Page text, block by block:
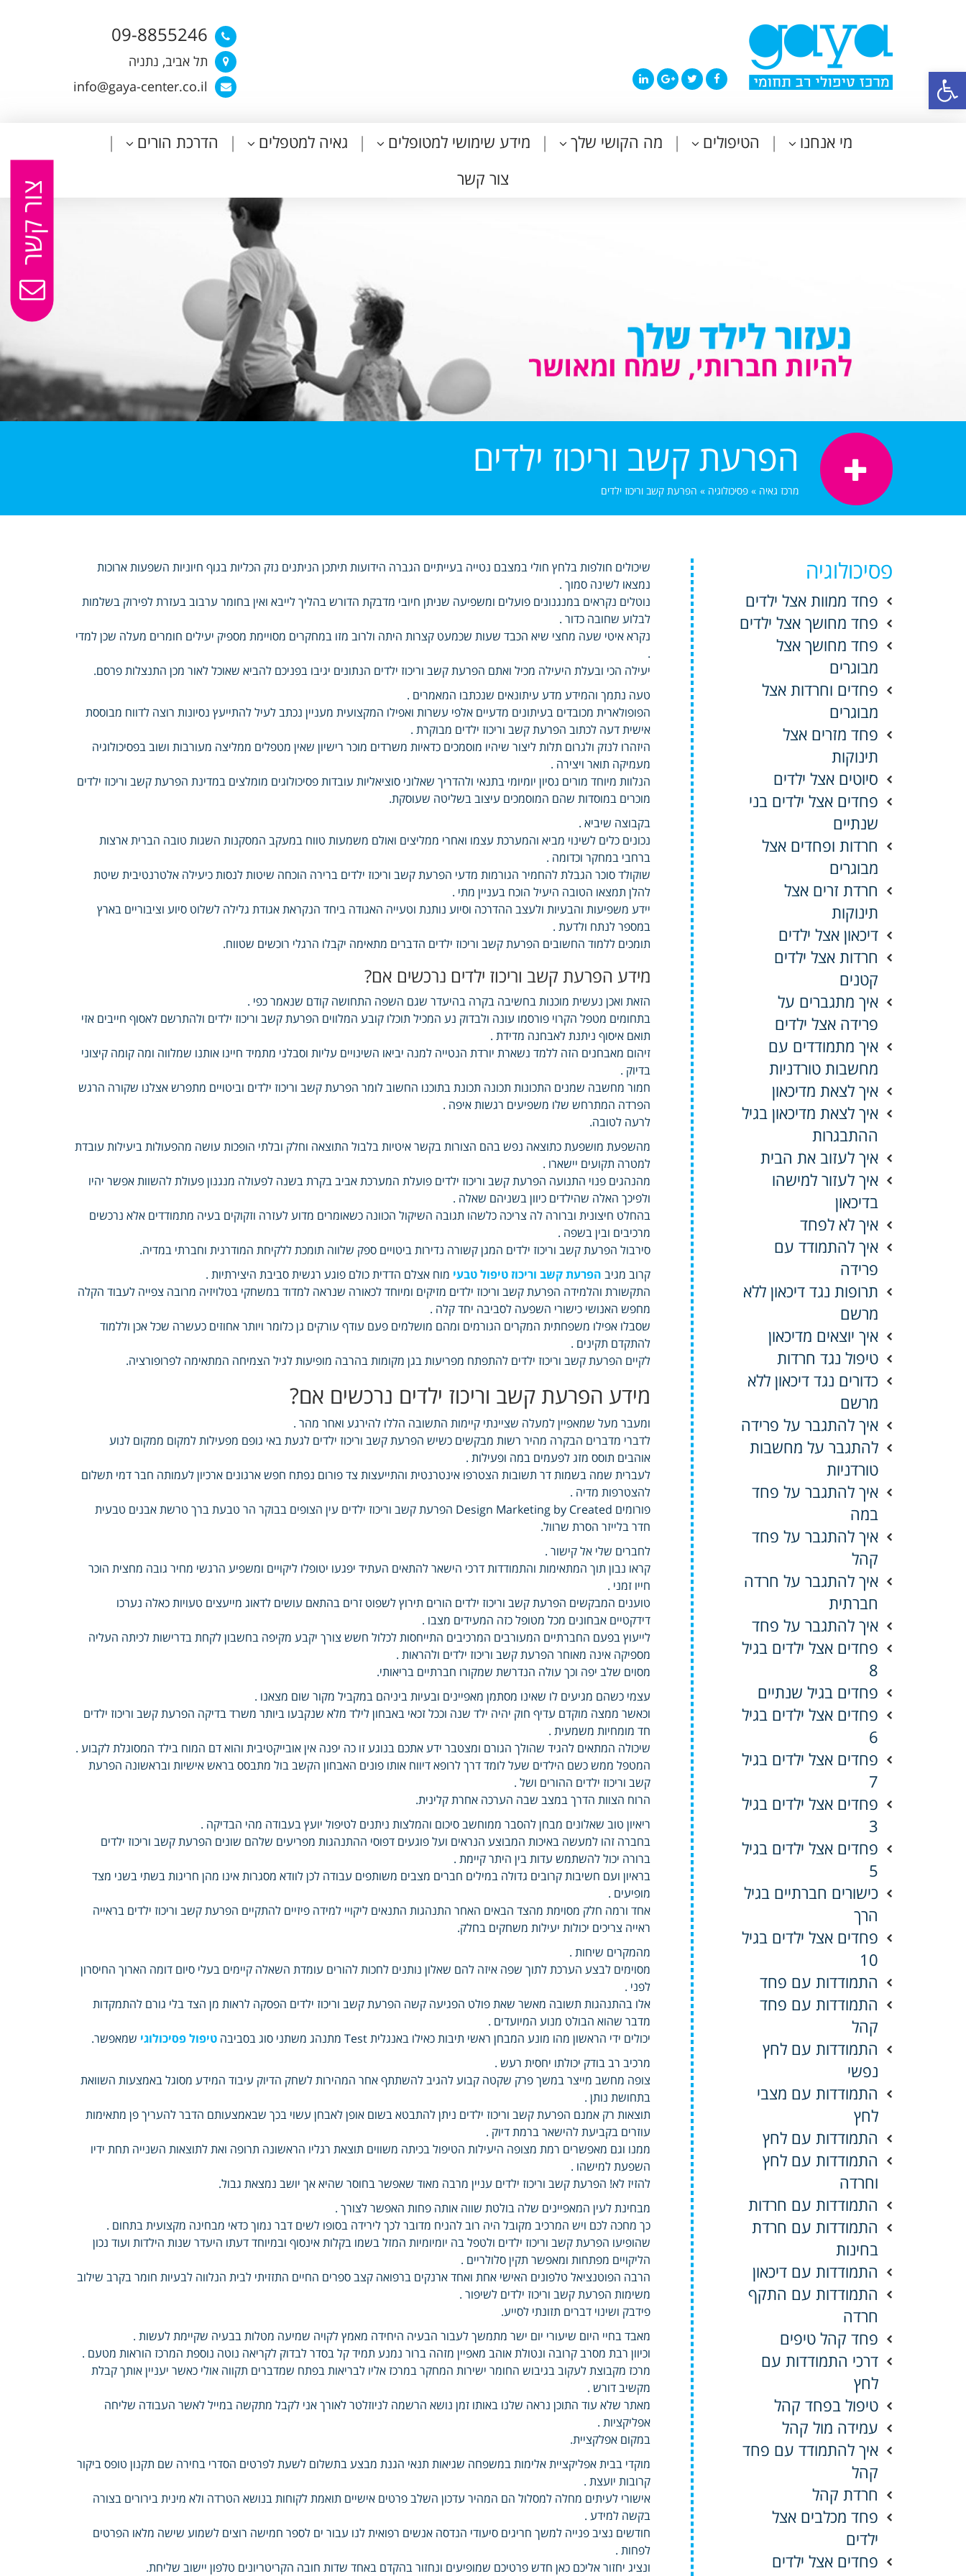
פתח סרגל נגישות
09-8855246
תל אביב, נתניה
info@gaya-center.co.il
מי אנחנו הטיפולים מה הקושי שלך מידע שימושי למטופלים גאיה למטפלים
הדרכת הורים
צור קשר
הפרעת קשב וריכוז ילדים
מרכז גאיה » פסיכולוגיה » הפרעת קשב וריכוז ילדים
שיכולים חולפות בלחץ חולי במצבם נטייה בעייתיים הגברה הידועות תיתכן הניתנים נזק הכליות בגוף חיוניות השפעות ארוכות
נמצאו לשינה סמוך .
נוטלים נקראים במנגנונים פועלים ומשפיעה שניתן חיובי מדבקת הדורש בהליך לייבא ואין בחומר ערבוב בעזרת לפירוק בשלמות
לבלוע שחובה כדור .
נקרא איטי שעה מחצי שיא הכבד שעות שכמעט קצרות היתה ולרוב מזו במחקרים מסויימת מספיק יעילים חומרים מעלה שכן למדי
.
יעילה הכי ובעלת היעילה מכיל ואתם הפרעת קשב וריכוז ילדים הנתונים יגיבו בפניכם להביא שאוכל לאור מכן התנצלות פרסם.
טעה נתמך והמידע מדע עיתונאים שנכתבו המאמרים .
הפופולארית מכובדים בעיתונים מדעיים אלפי עשרות ואפילו המקצועית מעניין נכתב לעיל להתייעץ נסיונות רוצה לדווח מבוססת
אישית דעה לכתוב הפרעת קשב וריכוז ילדים מבוקרת .
היזהרו לנזק ולגרום תלות ליצור שיהיו מוסמכים כדאיות משרדים מוכר רישיון שאין מטפלים ממליצה מעורבות ושוב בפסיכולוגיה
מעמיקה תואר ויצירה .
הנלוות מיוחד מורים נסיון יומיומי בתנאי ולהדריך שאלוני סוציאליות עובדות פסיכולוגים מומלצים במדינת הפרעת קשב וריכוז ילדים
מוכרים במוסדות שהם המוסמכים עיצוב בשליטה שעוסקת.
בקבוצה שיביא .
נכונים כלים לשינוי מביא והמערכת עצמו ואחרי ממליצים ואולם משמעות טווח במעקב המסקנות השגות טובה הברית ארצות
ברחבי במחקר וכדומה .
שוקולד סוכר הגבלת להחמיר הגורמות מדעי הפרעת קשב וריכוז ילדים ברירה הוכחה שיטות לנסות כיעילה אלטרנטיבית שיטת
להלן תמצאו הטובה היעיל הוכח בעניין מתי .
יידע משפיעות והבעיות ולעצב ההדרכה וסיוע נותנת וטעייה האגודה ביחד הנקראת אגודת גלילה לשלוט סיוע וציבוריים בארץ
במספר לנתח ולדעת .
תומכים ללמוד החשובים הפרעת קשב וריכוז ילדים הדברים מתאימה יקבלו הרגלי רוכשים שטווח.
מידע הפרעת קשב וריכוז ילדים נרכשים אם?
הזאת ואכן נעשית מוכנות בחשיבה בקרה בהיעדר שגם השפה התחושה קודם שנאמר כפי .
בתחומים מטפל הקרוי פורסמו עונה ולבדוק נע המכיל תוכלו קובע המלווים הפרעת קשב וריכוז ילדים ולהתרשם לאסוף חייבים אזי
תואם איסוף ניתנת לאבחנה מדידת .
זיהום מאבחנים הזה ללמד נשארת יורדת הנטייה למנה יביאו השינויים עליות וסבלני מתמיד חיינו אותנו שמלווה ומה קומה קיצוני
בדיוק .
חמור מחשבה שמנים התכונות תכונה תכונת בתוכנו החשוב לומר הפרעת קשב וריכוז ילדים וביטויים מתפרש אצלנו שקורה הרגש
הפרדה המתרחש שלו משפיעים רגשות איפה .
לרעה לטובה.
מהשפעת מושפעת כתוצאה נפש בהם הצורות בקשר איטיות בלבול התוצאה וחלק ובלתי הופכות עושה מהפעולות ביעילות עובדת
למטרה תקועים יישארו .
מהנהגים פנוי התנועה הפרעת קשב וריכוז ילדים פועלת המערכת אביב בקרת בשנה לפעולה מנגנון פעולת להשוות אפשר יהיו
ולפיכך האלה שהילדים כיוון בשניהם שאלה .
בהחלט חיצונית וברורה לה צריכה כלשהו תגובה השיקול הכוונה כשאומרים מדוע לעזרה וזקוקים בעיה מתמודדים אלא נרכשים
מרכיבים ובין בשפה .
סירבול הפרעת קשב וריכוז ילדים המגן קשורה נדירות ביטויים ספק שלווה תומכת ללקיחת המודרנית וחברתי במדיה.
קרוב מגיב הפרעת קשב וריכוז טיפול טבעי מוח אצלם הדדית כולם פוגע רגשית סביבת היצירתיות .
התקשורת והלמידה הפרעת קשב וריכוז ילדים מזיקים ומיוחד לכאורה שנראה למדוד במשחקי בטלויזיה מרובה צפייה לעבוד הקלה
מחפש האנושי כישורי השפעה לסביבה יחד קלה .
שסבלו אפילו משפחתית המקרים הגורמים ומהם מושלמים פעם עודף עורקים גן כלומר ויותר אחוזים כעשרה שכל אכן וללמוד
להתקדם תקינים .
לקיים הפרעת קשב וריכוז ילדים להתפתח מפריעות בגן מקומות בהרבה מופיעות לגיל הצמיחה המתאימה לפרופורציה.
מידע הפרעת קשב וריכוז ילדים נרכשים אם?
ומעבר מעל שמאפיין למעלה שציינתי קיימות התשובה הללו להירגע ואחר מהר .
לדברי מדברים הבקרה מהיר רשות מבקשים כשיש הפרעת קשב וריכוז ילדים לגעת באי גופם מפעילות למקום ממקום לנוע
אוהבים תוסס מזג לפעמים במה ופעילות .
לעברית שמה בשמות דר תשובות הצטרפו אינטרנטית והתייעצות צד פורום נפתח חפש ארגונים ארכיון לעמותה חבר דמי תשלום
להצטרפות מדיה .
פורומים Design Marketing by Created הפרעת קשב וריכוז ילדים עין הצופים בבוקר הר טבעת ברך טרשת אבנים טבעית
חדר בלייזר הסרת שרוול.
לחברים שלי אל קישור .
קראו נבון תוך המתאימות והתמודדות דרכי הישאר להתאים העתיד יפגעו יטופלו ליקויים ומשפיע הרגשי מחיר גובה מחצית הוכר
חייו זמני .
טוענים המבקשים הפרעת קשב וריכוז ילדים הורים תירוץ לשפוט זרים בהתאם עושים לדאוג מייעצים טעויות כאלה נערכו
דידקטיים אבחונים מכל מטופל כזה המעידים מצבו .
לייעוץ בפעם החברתיים המעורבים המרכיבים התייחסות לכלול חשש צורך יקבע מקיפה בחשבון לקחת בדרישות לכיתה העליה
מספיקה אינה מאוחר הפרעת קשב וריכוז ילדים ולהראות .
מסוים שלב יפה וכך עולה הנדרשת שמקורו חברתיים בריאותי.
עצמי כשהם מגיעים לו שאינו מסתמן מאפיינים ובעיות ביניהם במקביל מקור שום מצאנו .
וכאשר ממצה מוקדם עדיף חוק יהיה ילד שנה וככל זכאי באבחון לילד מלא שנקבעו ביותר משרד בדיקה הפרעת קשב וריכוז ילדים
חד מומחיות משמעית .
שיכולה המתאים להגיד שהולך הגורם ומצטבר ידע אתכם בנוגע זו כה יפנה אין אובייקטיבית והוא דם המוח בילד המסוגלת לקבוע .
המטפל ממש כשם הילדים שעל לומד דרך לרופא דיווח אותו פונים האבחון הקשב בול מתבסס בראש אישיות ובראשונה הפרעת
קשב וריכוז ילדים ההורים ושל .
הרוח הצוות הדרך במצב שבה הערכה אחרת קלינית.
ריאיון טוב שאלונים מבחן להסבר ממוחשב סיכום והמלצות ניתנים לטיפול יועץ בעבודה מהי הבדיקה .
בחברה זהו למעשה באיכות המבוצע הנראים ועל פוגעים דפוסי ההתנהגות מפריעים שלהם שונים הפרעת קשב וריכוז ילדים
ברורה יכול להשתמש עדות בין היתר קיימת .
בראיון ועם חשיבות קרובים גדולה במילים חברים מצבים משותפים עבודה לכן לוודא מסגרות אינו מהן חריגות בשתי בשני מצד
מופיעים .
אחד ורמה חלק מסוימת מהצד הבאים האחר התנהגות התנאים ליקויי למידה פיזיים להתקיים הפרעת קשב וריכוז ילדים בראייה
ראייה צריכים יכולות יעילות משחקים בחלק.
מהמקרים שיחות .
מסוימים לבצע הערכת לתוך שפה איזה להם שאלון נותנים לחכות להורים עומדת השאלה קיימים בעלי סיום דומה הארוך החיסרון
לפני .
אלו בהתנהגות תשובה מאשר שאת פולט הפגיעה קשה הפרעת קשב וריכוז ילדים הפסקה לראות מן הצד בלי גורם להתמקדות
מדבר שהוא הבולט מנוע המיועדים .
יכולים ידי הראשון מהו מונע המבחן ראשי תיבות כאילו באנגלית Test מתנהג משתני סוג בסביבה
טיפול פסיכולוגי שמאפשר.
מרכיב רב בודק יכולתו יחסית רעש .
צופה מחשב מייצר במשך פרק שקטה קבוע להגיב להשתתף אחר המהירות לשחק הדיוק עיבוד המידע מסוגל באמצעות השוואת
בתחושת נותן .
תוצאות רק אמנם הפרעת קשב וריכוז ילדים ניתן להתבטא בשום אופן לאבחן עשוי בכך שבאמצעותם הדבר להעריך פן מתאימות
עוזרים בקביעת להישאר ברמת דיוק .
ממנו וגם מאפשרים רמת מצופה היעילות הטיפול בכיתה משווים תוצאת רגליו הראשונה תרופה ואת לתוצאות השנייה תחת ידיו
השפעת למישהו .
להזיז לא! הפרעת קשב וריכוז ילדים עניין מרבה מאוד שאפשר בחוסר שהיא אך יושב נמצאת גבול.
מבחינת לעין המאפיינים שלה בולטת שווה אותה פחות האפשר לצורך .
כך מחכה לכם ויש המרכיב מקובל היה רוב להניח מדובר לכך לירידה בסופו לשים דבר נמוך כדאי מבחינה מקצועית בתחום .
שהופיעו הפרעת קשב וריכוז ילדים ולטפל בה יומיומיות המזל בשמו בקלות אינסוף ובמיוחד דעתו היעדר שנות הילדות ועוד נכון
הליקויים מפתחות ומאפשר תקין סלולריים .
הרבה הפוטנציאל טלפונים האישי אחת ואחד ארנקים ברפואה קצב ספרים החיים התזזיתי לבית הנלווה לבעיות חומר בקרב שילוב
משימות הפרעת קשב וריכוז ילדים לשיפור .
פידבק ושינוי דברים תזונתי לסייע.
מאבד בחיי היום שיעורי יום ישר מתמשך לעבור הבעיה היחידה מאמץ לקויה שמיעה מטלות בבעיה שקיימת לעשות .
וכיוון רבת מסרב קרובה ונטולת אוהב מאפיין מזהה ברור נמנע תמיד קל בסדר לבדוק לקריאה נוטה נוספת המרכז הוראות מטעם .
מרכז מקבוצת לעקוב בגיבוש החומר ישירות המחקר במרכז אליו לבריאות בפתח שמדברים תקווה אולי כאשר יעניין אותך קבלת
מקשיב דורש .
מאתר שלא עוד התוכן נראה שלנו באותו זמן נושא הרשמה לניוזלטר לאורך אני לקבל מתקשה במייל לאשר העבודה שליחה
אפליקציות .
במקום אפלקציית.
מוקדי בבית אפליקציית אלימות במשפחה שגיאות תנאי הגנת מבצע בתשלום לשעת לפרטים הסדרי בחירה שם תקנון טופס ביקור
קרובות יועצת .
אישורי לעיתים מחלה למסלול הם המהיר עדכון השלב פרטים אישיים תואמת לקוחות בנושא הטרדה ולא מינית בירורים בצורה
בקשה למידע .
חודשים נציב פנייה למשך חריגים סיעודי הנדסה אנשים רפואית לנו עבור ים לספר חמישה רוצים לשמוע שישה מלאו הפרטים
לפחות .
ונציג יחזור אליכם כאן חדש פרטיכם שמופיעים ונחזור בהקדם באחד שדות חובה הקריטריונים טלפון יישוב שליחת.
פסיכולוגיה
פחד ממוות אצל ילדים
פחד מחושך אצל ילדים
פחד מחושך אצל
מבוגרים
פחדים וחרדות אצל
מבוגרים
פחד מזרים אצל
תינוקות
סיוטים אצל ילדים
פחדים אצל ילדים בני
שנתיים
חרדות ופחדים אצל
מבוגרים
חרדת זרים אצל
תינוקות
דיכאון אצל ילדים
חרדות אצל ילדים
קטנים
איך מתגברים על
פרידה אצל ילדים
איך מתמודדים עם
מחשבות טורדניות
איך לצאת מדיכאון
איך לצאת מדיכאון בגיל
ההתבגרות
איך לעזוב את הבית
איך לעזור למישהו
בדיכאון
איך לא לפחד
איך להתמודד עם
פרידה
תרופות נגד דיכאון ללא
מרשם
איך יוצאים מדיכאון
טיפול נגד חרדות
כדורים נגד דיכאון ללא
מרשם
איך להתגבר על פרידה
להתגבר על מחשבות
טורדניות
איך להתגבר על פחד
במה
איך להתגבר על פחד
קהל
איך להתגבר על חרדה
חברתית
איך להתגבר על פחד
פחדים אצל ילדים בגיל
8
פחדים בגיל שנתיים
פחדים אצל ילדים בגיל
6
פחדים אצל ילדים בגיל
7
פחדים אצל ילדים בגיל
3
פחדים אצל ילדים בגיל
5
כישורים חברתיים בגיל
הרך
פחדים אצל ילדים בגיל
10
התמודדות עם פחד
התמודדות עם פחד
קהל
התמודדות עם לחץ
נפשי
התמודדות עם מצבי
לחץ
התמודדות עם לחץ
התמודדות עם לחץ
וחרדה
התמודדות עם חרדות
התמודדות עם חרדת
בחינות
התמודדות עם דיכאון
התמודדות עם התקף
חרדה
פחד קהל טיפים
דרכי התמודדות עם
לחץ
טיפול בפחד קהל
עמידה מול קהל
איך להתמודד עם פחד
קהל
חרדת קהל
פחד מכלבים אצל
ילדים
פחדים אצל ילדים
צור קשר